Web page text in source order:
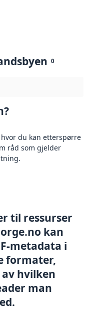
0
du kan etterspørre
råd som gjelder
til ressurser
kan
metadata i
formater,
hvilken
man